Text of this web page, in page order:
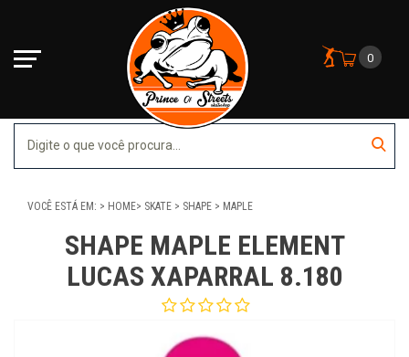
0
VOCÊ ESTÁ EM: HOME SKATE SHAPE MAPLE
SHAPE MAPLE ELEMENT
LUCAS XAPARRAL 8.180